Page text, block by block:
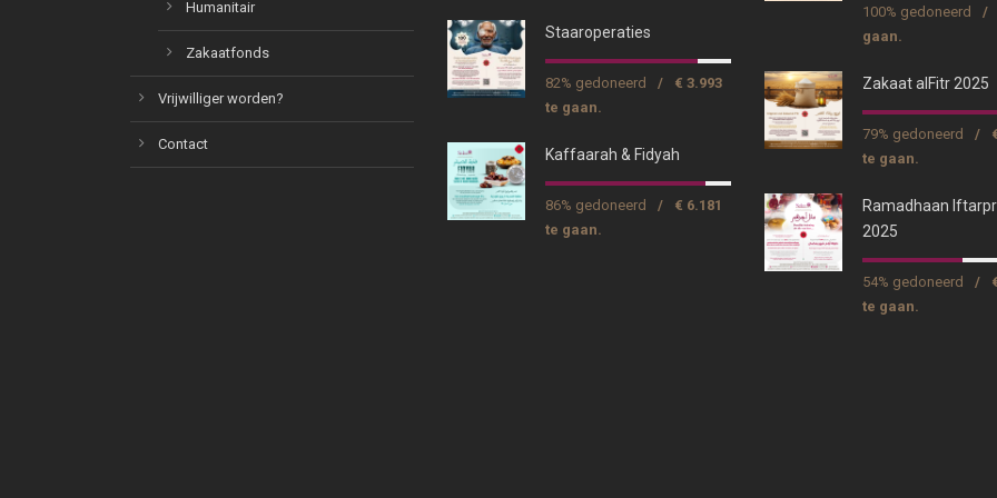
Humanitair
Zakaatfonds
Vrijwilliger worden?
Contact
Staaroperaties
82% gedoneerd /
€ 3.993
te gaan.
Kaffaarah & Fidyah
86% gedoneerd /
€ 6.181
te gaan.
100% gedoneerd
/
gaan.
Zakaat alFitr 2025
79% gedoneerd /
te gaan.
Ramadhaan
2025
54% gedoneerd /
te gaan.